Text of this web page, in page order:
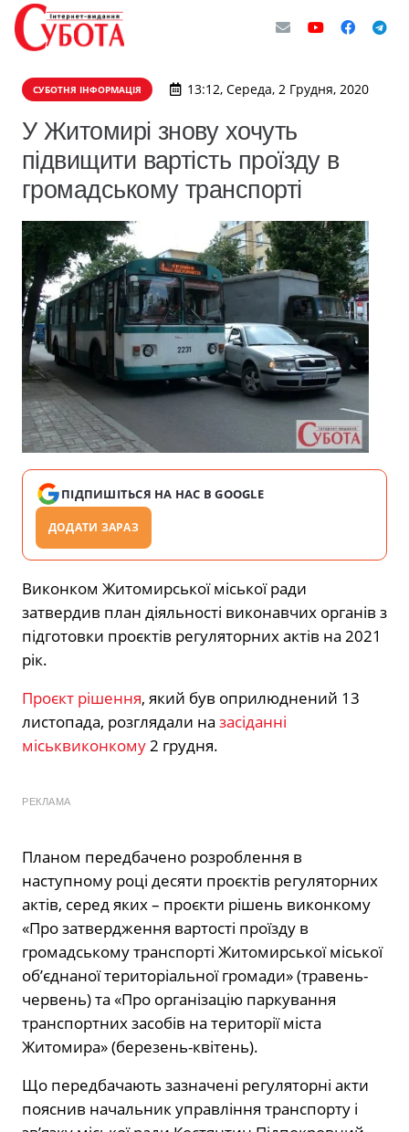
СУБОТНЯ ІНФОРМАЦІЯ 13:12, Середа, 2 Грудня, 2020
У Житомирі знову хочуть
підвищити вартість проїзду в
громадському транспорті
ПІДПИШІТЬСЯ НА НАС В GOOGLE
ДОДАТИ ЗАРАЗ
Виконком Житомирської міської ради
затвердив план діяльності виконавчих органів з
підготовки проєктів регуляторних актів на 2021
рік.
Проєкт рішення, який був оприлюднений 13
листопада, розглядали на засіданні
міськвиконкому2 грудня.
РЕКЛАМА
Планом передбачено розроблення в
наступному році десяти проєктів регуляторних
актів, серед яких – проєкти рішень виконкому
«Про затвердження вартості проїзду в
громадському транспорті Житомирської міської
об’єднаної територіальної громади» (травень-
червень) та «Про організацію паркування
транспортних засобів на території міста
Житомира» (березень-квітень).
Що передбачають зазначені регуляторні акти
пояснив начальник управління транспорту і